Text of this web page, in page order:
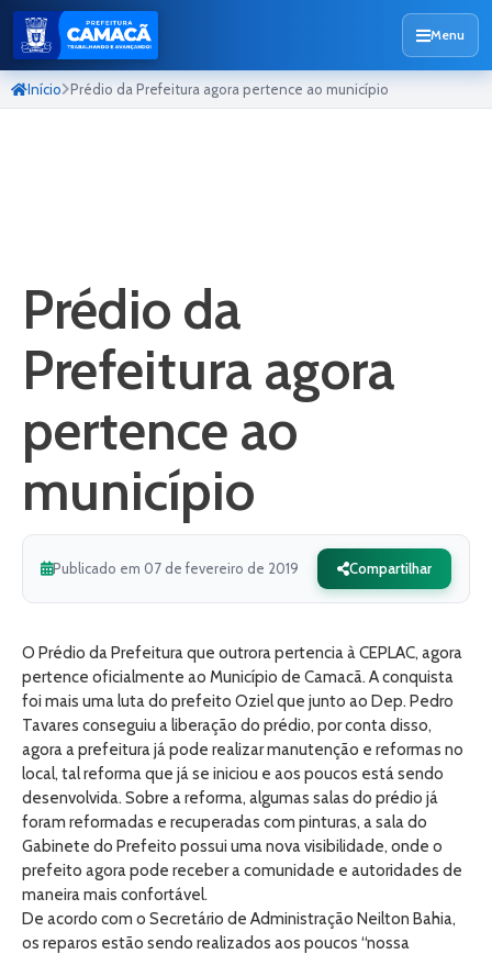
Menu
Início Prédio da Prefeitura agora pertence ao município
Prédio da
Prefeitura agora
pertence ao
município
Publicado em 07 de fevereiro de 2019 Compartilhar
O Prédio da Prefeitura que outrora pertencia à CEPLAC, agora
pertence oficialmente ao Município de Camacã. A conquista
foi mais uma luta do prefeito Oziel que junto ao Dep. Pedro
Tavares conseguiu a liberação do prédio, por conta disso,
agora a prefeitura já pode realizar manutenção e reformas no
local, tal reforma que já se iniciou e aos poucos está sendo
desenvolvida. Sobre a reforma, algumas salas do prédio já
foram reformadas e recuperadas com pinturas, a sala do
Gabinete do Prefeito possui uma nova visibilidade, onde o
prefeito agora pode receber a comunidade e autoridades de
maneira mais confortável.
De acordo com o Secretário de Administração Neilton Bahia,
os reparos estão sendo realizados aos poucos “nossa